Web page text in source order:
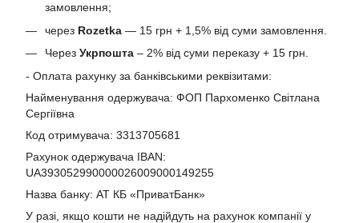
замовлення;
через Rozetka — 15 грн + 1,5% від суми замовлення.
Через Укрпошта – 2% від суми переказу + 15 грн.
- Оплата рахунку за банківськими реквізитами:
Найменування одержувача: ФОП Пархоменко Світлана
Сергіївна
Код отримувача: 3313705681
Рахунок одержувача IBAN:
UA393052990000026009000149255
Назва банку: АТ КБ «ПриватБанк»
У разі, якщо кошти не надійдуть на рахунок компанії у